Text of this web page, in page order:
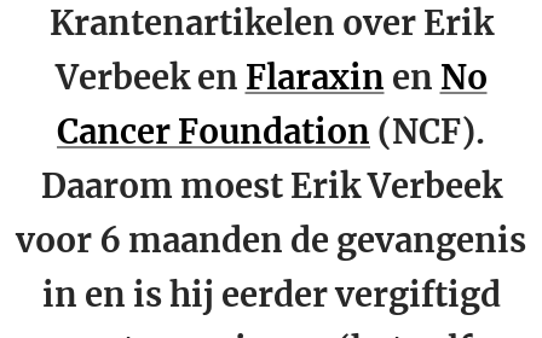
Krantenartikelen over Erik
Verbeek en Flaraxin en No
Cancer Foundation (NCF).
Daarom moest Erik Verbeek
voor 6 maanden de gevangenis
in en is hij eerder vergiftigd